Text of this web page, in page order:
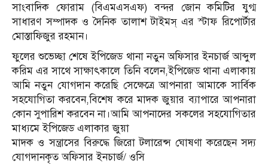
সাংবাদিক ফোরাম (বিএমএসএফ) বন্দর জোন কমিটির যুগ্ম
সাধারণ সম্পাদক ও দৈনিক তালাশ টাইমস্ এর স্টাফ রিপোর্টার
মোস্তাফিজুর রহমান।
ফুলের শুভেচ্ছা শেষে ইপিজেড থানা নতুন অফিসার ইনচার্জ আব্দুল
করিম এর সাথে সাক্ষাৎকালে তিনি বলেন,ইপিজেড থানা এলাকায়
আমি নতুন যোগদান করেছি সেক্ষেত্রে আপনারা আমাকে সার্বিক
সহযোগিতা করবেন,বিশেষ করে মাদক জুয়ার ব্যাপারে আপনারা
কোন সুপারিশ করবেন না।আমি আপনাদের সকলের সহযোগিতার
মাধ্যমে ইপিজেড এলাকার জুয়া
মাদক ও সন্ত্রাসের বিরুদ্ধে জিরো টলারেন্স ঘোষণা করেছেন সদ্য
যোগদানকৃত অফিসার ইনচার্জ/ ওসি